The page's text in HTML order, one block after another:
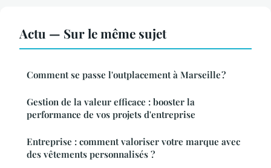
Actu — Sur le même sujet
Comment se passe l'outplacement à Marseille ?
Gestion de la valeur efficace : booster la
performance de vos projets d'entreprise
Entreprise : comment valoriser votre marque avec
des vêtements personnalisés ?